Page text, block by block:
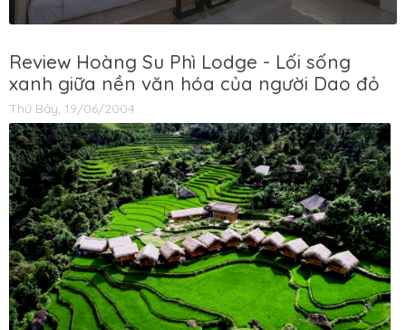
Review Hoàng Su Phì Lodge - Lối sống
xanh giữa nền văn hóa của người Dao đỏ
Thứ Bảy, 19/06/2004